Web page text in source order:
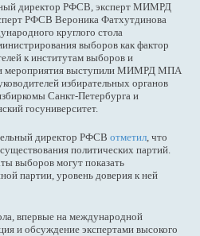
директор РФСВ, эксперт МИМРД
РФСВ Вероника Фатхутдинова
круглого стола
выборов как фактор
к институтам выборов и
мероприятия выступили МИМРД МПА
избирательных органов
Санкт-Петербурга и
госуниверситет.
директор РФСВ отметил, что
политических партий.
выборов могут показать
партии, уровень доверия к ней
впервые на международной
и обсуждение экспертами высокого